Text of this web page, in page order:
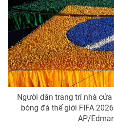
Người dân trang trí nhà
bóng đá thế giới FIFA
AP/